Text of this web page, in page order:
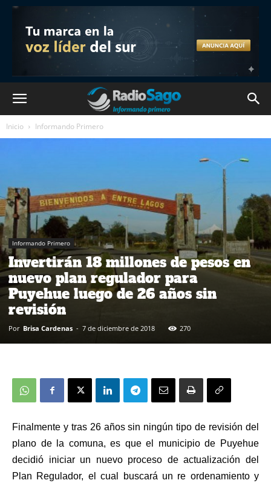
Inicio Informando Primero
Informando Primero
Invertirán 18 millones de pesos en
nuevo plan regulador para
Puyehue luego de 26 años sin
revisión
Por Brisa Cardenas - 7 de diciembre de 2018 270
Finalmente y tras 26 años sin ningún tipo de revisión del
plano de la comuna, es que el municipio de Puyehue
decidió iniciar un nuevo proceso de actualización del
Plan Regulador, el cual buscará un re ordenamiento y